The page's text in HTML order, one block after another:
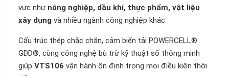
vực như nông nghiệp, dầu khí, thực phẩm, vật liệu
xây dựng và nhiều ngành công nghiệp khác.
Cấu trúc thép chắc chắn, cảm biến tải POWERCELL®
GDD®, cùng công nghệ bù trừ kỹ thuật số thông minh
giúp VTS106 vận hành ổn định trong mọi điều kiện thời